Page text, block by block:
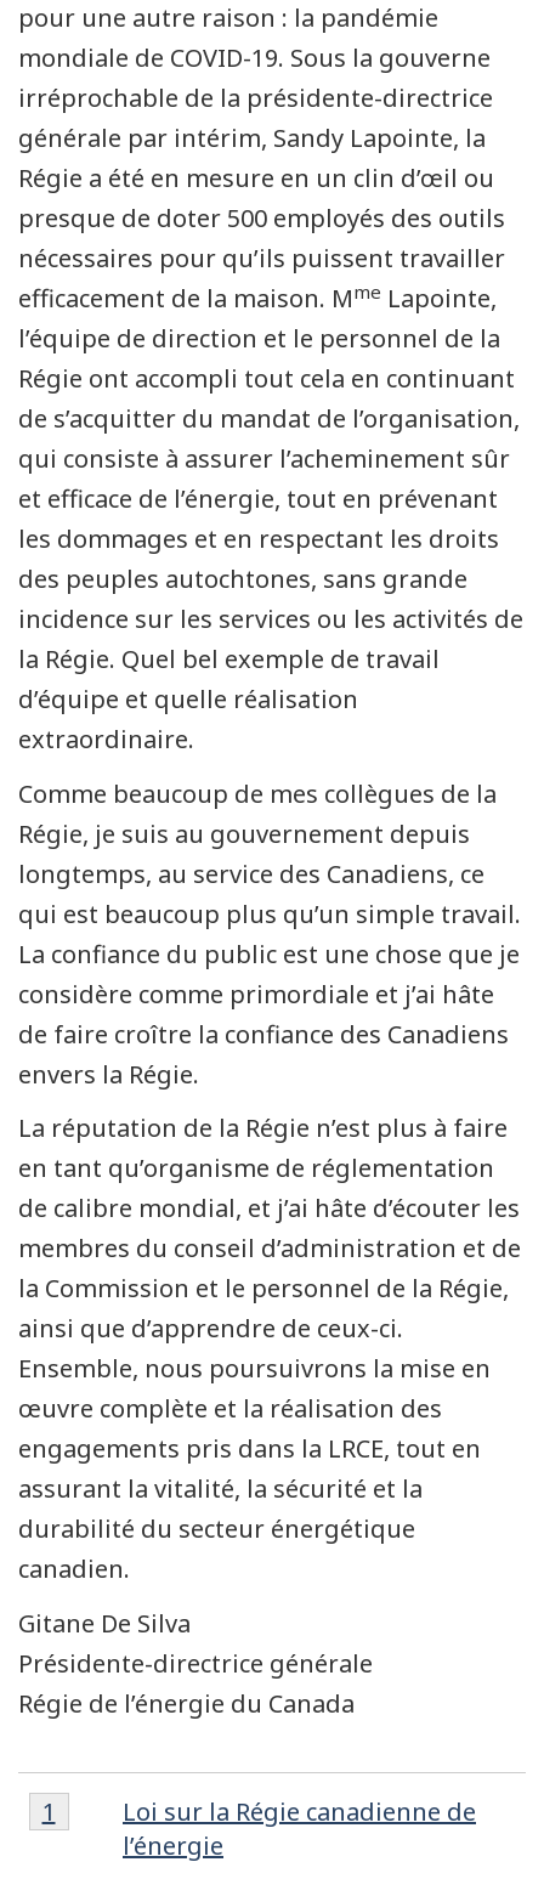
pour une autre raison : la pandémie
mondiale de COVID-19. Sous la gouverne
irréprochable de la présidente-directrice
générale par intérim, Sandy Lapointe, la
Régie a été en mesure en un clin d’œil ou
presque de doter 500 employés des outils
nécessaires pour qu’ils puissent travailler
efficacement de la maison. Mme Lapointe,
l’équipe de direction et le personnel de la
Régie ont accompli tout cela en continuant
de s’acquitter du mandat de l’organisation,
qui consiste à assurer l’acheminement sûr
et efficace de l’énergie, tout en prévenant
les dommages et en respectant les droits
des peuples autochtones, sans grande
incidence sur les services ou les activités de
la Régie. Quel bel exemple de travail
d’équipe et quelle réalisation
extraordinaire.
Comme beaucoup de mes collègues de la
Régie, je suis au gouvernement depuis
longtemps, au service des Canadiens, ce
qui est beaucoup plus qu’un simple travail.
La confiance du public est une chose que je
considère comme primordiale et j’ai hâte
de faire croître la confiance des Canadiens
envers la Régie.
La réputation de la Régie n’est plus à faire
en tant qu’organisme de réglementation
de calibre mondial, et j’ai hâte d’écouter les
membres du conseil d’administration et de
la Commission et le personnel de la Régie,
ainsi que d’apprendre de ceux-ci.
Ensemble, nous poursuivrons la mise en
œuvre complète et la réalisation des
engagements pris dans la LRCE, tout en
assurant la vitalité, la sécurité et la
durabilité du secteur énergétique
canadien.
Gitane De Silva
Présidente-directrice générale
Régie de l’énergie du Canada
Notes
Note
de
Loi sur la Régie canadienne de
l’énergie
Retour à la référence de la note de bas de
1